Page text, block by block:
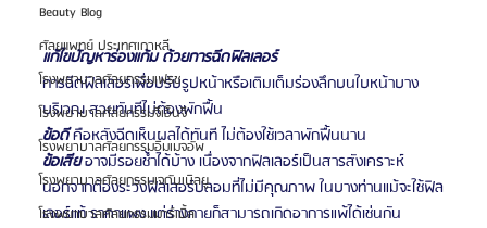
Beauty Blog
ศัลยแพทย์ ประเทศเกาหลี
โรงพยาบาลศัลยกรรมเฟรช
โรงพยาบาลศัลยกรรมจีเอ็นจี
โรงพยาบาลศัลยกรรมอิมเมจอัพ
โรงพยาบาลศัลยกรรมเจดับเบิลยู
โรงพยาบาลศัลยกรรมมาร์เบิ้ล
แก้ไขปัญหาร่องแก้ม ด้วยการฉีดฟิลเลอร์
การฉีดฟิลเลอร์เพื่อปรับรูปหน้าหรือเติมเต็มร่องลึกบนใบหน้าบาง
บริเวณ สวยทันทีไม่ต้องพักฟื้น
ข้อดี คือหลังฉีดเห็นผลได้ทันที ไม่ต้องใช้เวลาพักฟื้นนาน
ข้อเสีย อาจมีรอยช้ำได้บ้าง เนื่องจากฟิลเลอร์เป็นสารสังเคราะห์
นอกจากต้องระวังฟิลเลอร์ปลอมที่ไม่มีคุณภาพ ในบางท่านแม้จะใช้ฟิล
เลอร์แท้ ราคาแพง แต่ร่างกายก็สามารถเกิดอาการแพ้ได้เช่นกัน